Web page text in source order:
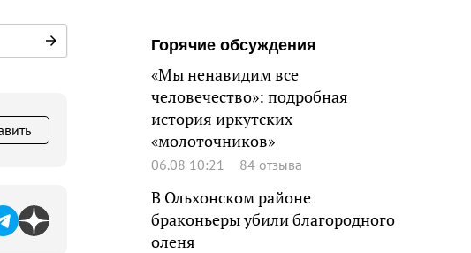
Горячие обсуждения
«Мы ненавидим все
человечество»: подробная
история иркутских
«молоточников»
06.08 10:21 84 отзыва
В Ольхонском районе
браконьеры убили благородного
оленя